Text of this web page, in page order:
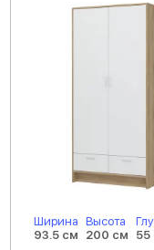
Ширина
93.5 см
Высота
200 см
55